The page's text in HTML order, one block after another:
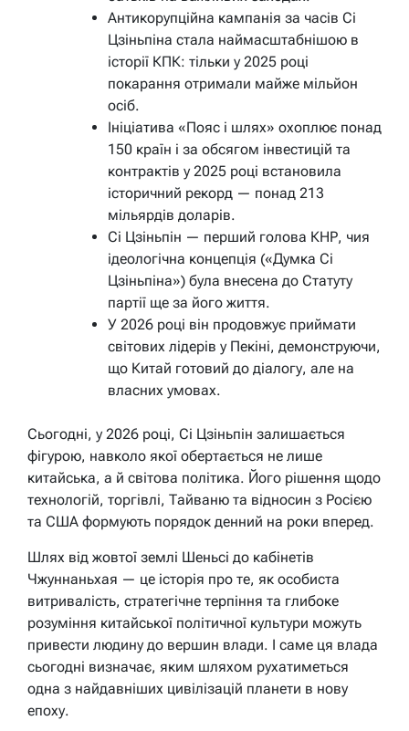
Антикорупційна кампанія за часів Сі
Цзіньпіна стала наймасштабнішою в
історії КПК: тільки у 2025 році
покарання отримали майже мільйон
осіб.
Ініціатива «Пояс і шлях» охоплює понад
150 країн і за обсягом інвестицій та
контрактів у 2025 році встановила
історичний рекорд — понад 213
мільярдів доларів.
Сі Цзіньпін — перший голова КНР, чия
ідеологічна концепція («Думка Сі
Цзіньпіна») була внесена до Статуту
партії ще за його життя.
У 2026 році він продовжує приймати
світових лідерів у Пекіні, демонструючи,
що Китай готовий до діалогу, але на
власних умовах.
Сьогодні, у 2026 році, Сі Цзіньпін залишається
фігурою, навколо якої обертається не лише
китайська, а й світова політика. Його рішення щодо
технологій, торгівлі, Тайваню та відносин з Росією
та США формують порядок денний на роки вперед.
Шлях від жовтої землі Шеньсі до кабінетів
Чжуннаньхая — це історія про те, як особиста
витривалість, стратегічне терпіння та глибоке
розуміння китайської політичної культури можуть
привести людину до вершин влади. І саме ця влада
сьогодні визначає, яким шляхом рухатиметься
одна з найдавніших цивілізацій планети в нову
епоху.